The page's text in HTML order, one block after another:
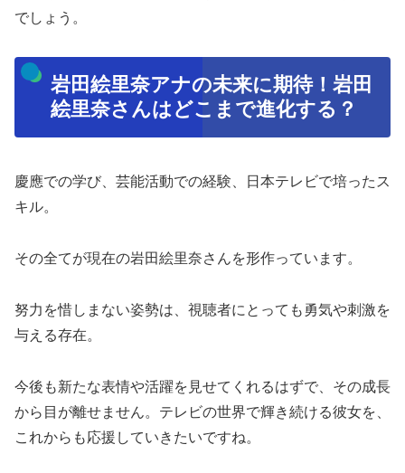
でしょう。
岩田絵里奈アナの未来に期待！岩田
絵里奈さんはどこまで進化する？
慶應での学び、芸能活動での経験、日本テレビで培ったス
キル。
その全てが現在の岩田絵里奈さんを形作っています。
努力を惜しまない姿勢は、視聴者にとっても勇気や刺激を
与える存在。
今後も新たな表情や活躍を見せてくれるはずで、その成長
から目が離せません。テレビの世界で輝き続ける彼女を、
これからも応援していきたいですね。